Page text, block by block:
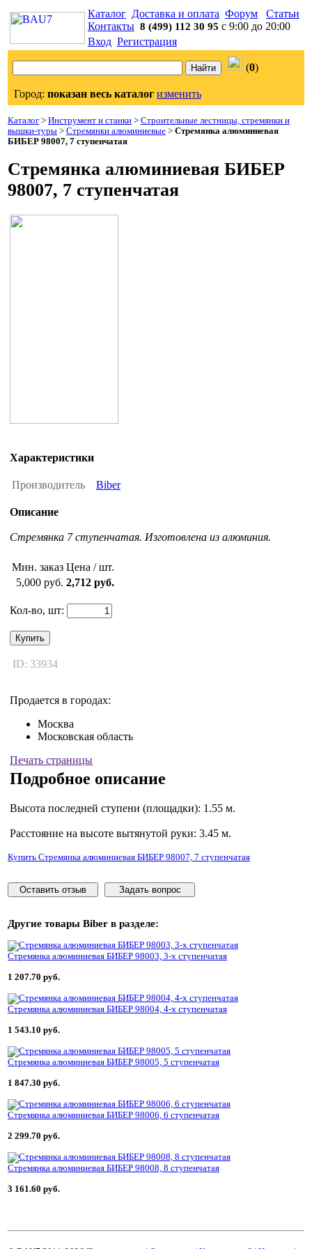
Каталог Доставка и оплата Форум
Статьи
Контакты 8 (499) 112 30 95 с 9:00 до 20:00
Вход Регистрация
(0)
Город: показан весь каталог изменить
Каталог > Инструмент и станки > Строительные лестницы, стремянки и
вышки-туры > Стремянки алюминиевые > Стремянка алюминиевая
БИБЕР 98007, 7 ступенчатая
Стремянка алюминиевая БИБЕР
98007, 7 ступенчатая
Характеристики
Производитель Biber
Описание
Стремянка 7 ступенчатая. Изготовлена из алюминия.
Мин. заказ Цена / шт.
5,000 руб. 2,712 руб.
Кол-во, шт:
Купить
ID: 33934
Продается в городах:
Москва
Московская область
Печать страницы
Подробное описание
Высота последней ступени (площадки): 1.55 м.
Расстояние на высоте вытянутой руки: 3.45 м.
Купить Стремянка алюминиевая БИБЕР 98007, 7 ступенчатая
Оставить отзыв Задать вопрос
Другие товары Biber в разделе:
Стремянка алюминиевая БИБЕР 98003, 3-х ступенчатая
1 207.70 руб.
Стремянка алюминиевая БИБЕР 98004, 4-х ступенчатая
1 543.10 руб.
Стремянка алюминиевая БИБЕР 98005, 5 ступенчатая
1 847.30 руб.
Стремянка алюминиевая БИБЕР 98006, 6 ступенчатая
2 299.70 руб.
Стремянка алюминиевая БИБЕР 98008, 8 ступенчатая
3 161.60 руб.